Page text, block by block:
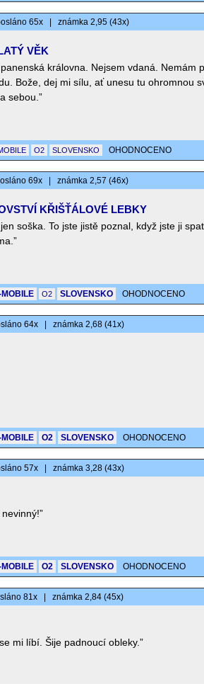
65x známka 2,95 (43x)
VĚK
panenská královna. Nejsem vdaná. Nemám
Bože, dej mi sílu, ať unesu tu ohromnou
sebou.”
O2 SLOVENSKO OHODNOCENO
69x známka 2,57 (46x)
KŘIŠŤÁLOVÉ LEBKY
jen soška. To jste jistě poznal, když jste ji
MOBILE O2 SLOVENSKO OHODNOCENO
64x známka 2,68 (41x)
MOBILE O2 SLOVENSKO OHODNOCENO
57x známka 3,28 (43x)
nevinný!”
MOBILE O2 SLOVENSKO OHODNOCENO
81x známka 2,84 (45x)
se mi líbí. Šije padnoucí obleky.”